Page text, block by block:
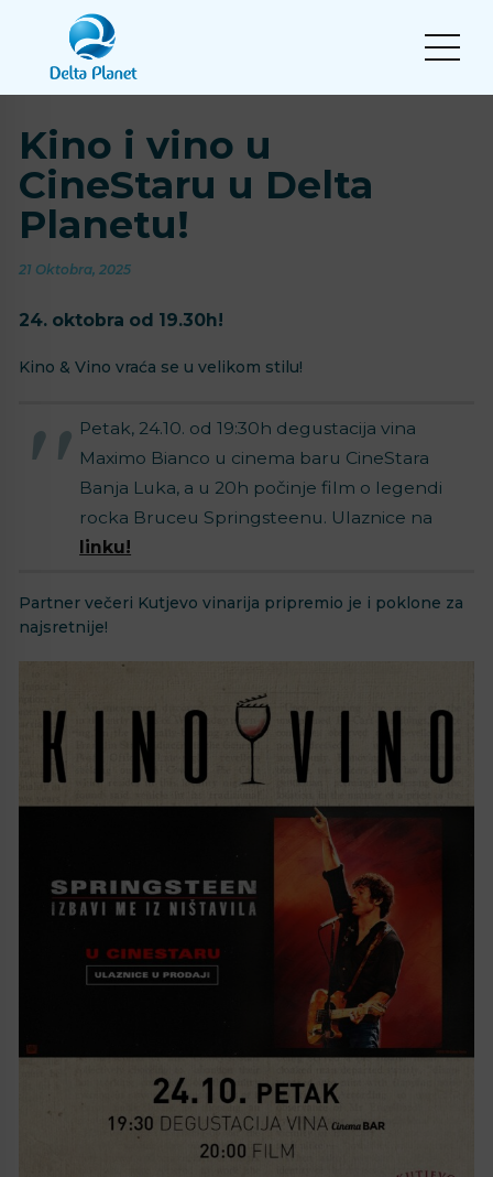
Kino i vino u
CineStaru u Delta
Planetu!
21 Oktobra, 2025
24. oktobra od 19.30h!
Kino & Vino vraća se u velikom stilu!
Petak, 24.10. od 19:30h degustacija vina
Maximo Bianco u cinema baru CineStara
Banja Luka, a u 20h počinje film o legendi
rocka Bruceu Springsteenu. Ulaznice na
linku!
Partner večeri Kutjevo vinarija pripremio je i poklone za
najsretnije!